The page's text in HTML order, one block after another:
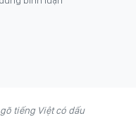
tiếng Việt có dấu